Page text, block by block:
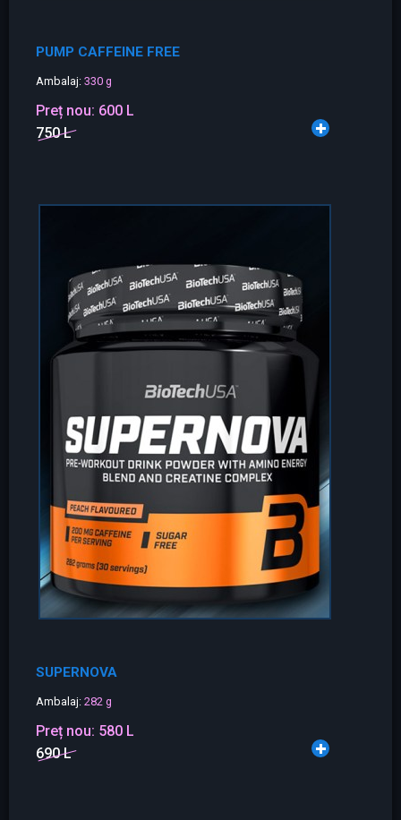
PUMP CAFFEINE FREE
Ambalaj: 330 g
Preț nou: 600 L
750 L
SUPERNOVA
Ambalaj: 282 g
Preț nou: 580 L
690 L